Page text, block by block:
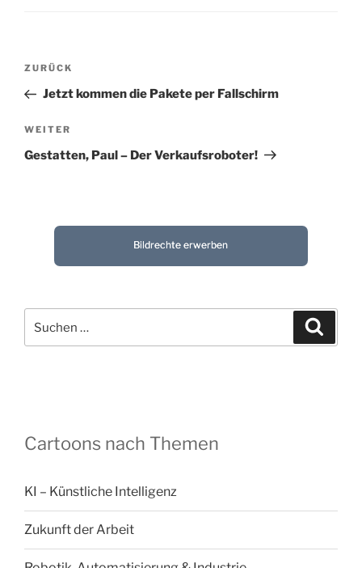
Beitragsnavigation
Vorheriger
Beitrag
ZURÜCK
Jetzt kommen die Pakete per Fallschirm
Nächster
Beitrag
WEITER
Gestatten, Paul – Der Verkaufsroboter!
Bildrechte erwerben
nach:
Cartoons nach Themen
KI – Künstliche Intelligenz
Zukunft der Arbeit